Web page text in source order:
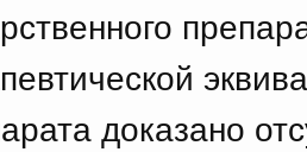
доказано